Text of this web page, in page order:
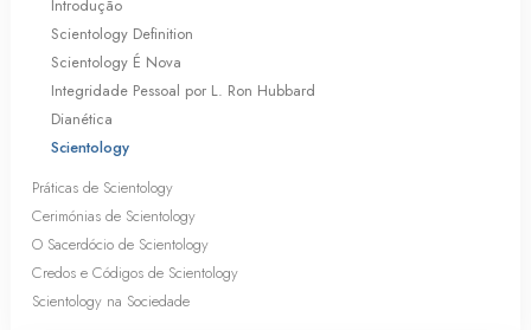
Introdução
Scientology Definition
Scientology É Nova
Integridade Pessoal por L. Ron Hubbard
Dianética
Scientology
Práticas de Scientology
Cerimónias de Scientology
O Sacerdócio de Scientology
Credos e Códigos de Scientology
Scientology na Sociedade